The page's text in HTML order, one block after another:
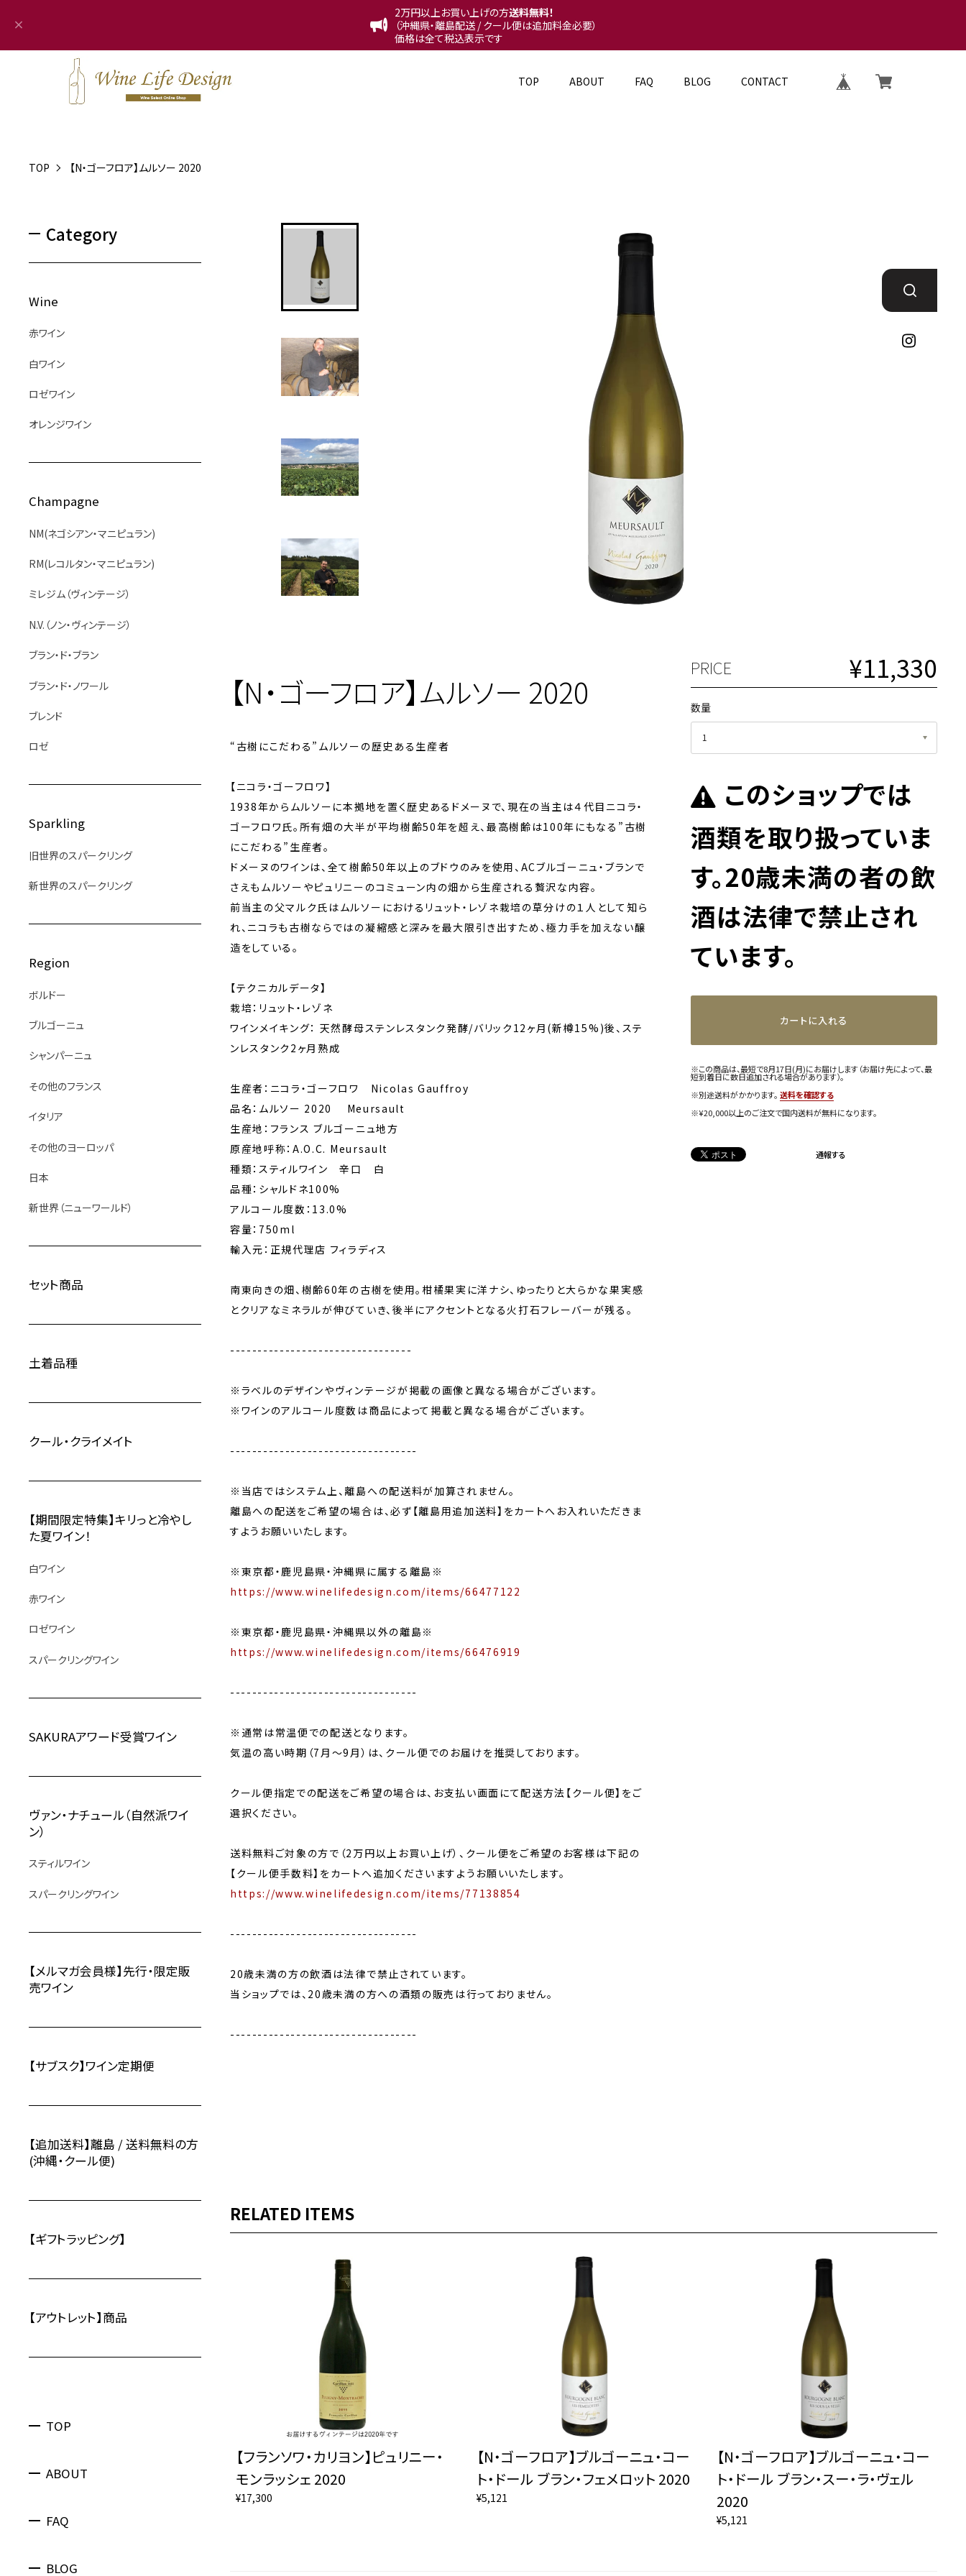
2万円以上お買い上げの方送料無料！
（沖縄県・離島配送 / クール便は追加料金必要）
価格は全て税込表示です
TOP ABOUT FAQ BLOG CONTACT
TOP
ABOUT
FAQ
BLOG
Category
Wine
赤ワイン
白ワイン
ロゼワイン
オレンジワイン
Champagne
NM(ネゴシアン・マニピュラン)
RM(レコルタン・マニピュラン)
ミレジム（ヴィンテージ）
N.V.（ノン・ヴィンテージ）
ブラン・ド・ブラン
ブラン・ド・ノワール
ブレンド
ロゼ
Sparkling
旧世界のスパークリング
新世界のスパークリング
Region
ボルドー
ブルゴーニュ
シャンパーニュ
その他のフランス
イタリア
その他のヨーロッパ
日本
新世界（ニューワールド）
セット商品
土着品種
クール・クライメイト
【期間限定特集】キリっと冷やし
た夏ワイン！
白ワイン
赤ワイン
ロゼワイン
スパークリングワイン
SAKURAアワード受賞ワイン
ヴァン・ナチュール（自然派ワイ
ン）
スティルワイン
スパークリングワイン
【メルマガ会員様】先行・限定販
売ワイン
【サブスク】ワイン定期便
【追加送料】離島 / 送料無料の方
(沖縄・クール便)
【ギフトラッピング】
【アウトレット】商品
TOP 【N・ゴーフロア】ムルソー 2020
【N・ゴーフロア】ムルソー 2020
“古樹にこだわる”ムルソーの歴史ある生産者
【ニコラ・ゴーフロワ】
1938年からムルソーに本拠地を置く歴史あるドメーヌで、現在の当主は４代目ニコラ・
ゴーフロワ氏。所有畑の大半が平均樹齢50年を超え、最高樹齢は100年にもなる”古樹
にこだわる”生産者。
ドメーヌのワインは、全て樹齢50年以上のブドウのみを使用、ACブルゴーニュ・ブランで
さえもムルソーやピュリニーのコミューン内の畑から生産される贅沢な内容。
前当主の父マルク氏はムルソーにおけるリュット・レゾネ栽培の草分けの１人として知ら
れ、ニコラも古樹ならではの凝縮感と深みを最大限引き出すため、極力手を加えない醸
造をしている。
【テクニカルデータ】
栽培：リュット・レゾネ
ワインメイキング： 天然酵母ステンレスタンク発酵/バリック12ヶ月(新樽15%)後、ステ
ンレスタンク2ヶ月熟成
生産者：ニコラ・ゴーフロワ Nicolas Gauffroy
品名：ムルソー 2020 Meursault
生産地：フランス ブルゴーニュ地方
原産地呼称：A.O.C. Meursault
種類：スティルワイン 辛口 白
品種：シャルドネ100%
アルコール度数：13.0%
容量：750ml
輸入元：正規代理店 フィラディス
南東向きの畑、樹齢60年の古樹を使用。柑橘果実に洋ナシ、ゆったりと大らかな果実感
とクリアなミネラルが伸びていき、後半にアクセントとなる火打石フレーバーが残る。
---------------------------------
※ラベルのデザインやヴィンテージが掲載の画像と異なる場合がございます。
※ワインのアルコール度数は商品によって掲載と異なる場合がございます。
----------------------------------
※当店ではシステム上、離島への配送料が加算されません。
離島への配送をご希望の場合は、必ず【離島用追加送料】をカートへお入れいただきま
すようお願いいたします。
※東京都・鹿児島県・沖縄県に属する離島※
https://www.winelifedesign.com/items/66477122
※東京都・鹿児島県・沖縄県以外の離島※
https://www.winelifedesign.com/items/66476919
----------------------------------
※通常は常温便での配送となります。
気温の高い時期（7月〜9月）は、クール便でのお届けを推奨しております。
クール便指定での配送をご希望の場合は、お支払い画面にて配送方法【クール便】をご
選択ください。
送料無料ご対象の方で（2万円以上お買い上げ）、クール便をご希望のお客様は下記の
【クール便手数料】をカートへ追加くださいますようお願いいたします。
https://www.winelifedesign.com/items/77138854
----------------------------------
20歳未満の方の飲酒は法律で禁止されています。
当ショップでは、20歳未満の方への酒類の販売は行っておりません。
----------------------------------
PRICE ¥11,330
数量
このショップでは
酒類を取り扱っていま
す。20歳未満の者の飲
酒は法律で禁止され
ています。
カートに入れる
※この商品は、最短で8月17日(月)にお届けします（お届け先によって、最
短到着日に数日追加される場合があります）。
※別途送料がかかります。 送料を確認する
※¥20,000以上のご注文で国内送料が無料になります。
通報する
RELATED ITEMS
【フランソワ・カリヨン】ピュリニー・
モンラッシェ 2020
¥17,300
【N・ゴーフロア】ブルゴーニュ・コー
ト・ドール ブラン・フェメロット 2020
¥5,121
【N・ゴーフロア】ブルゴーニュ・コー
ト・ドール ブラン・スー・ラ・ヴェル
2020
¥5,121